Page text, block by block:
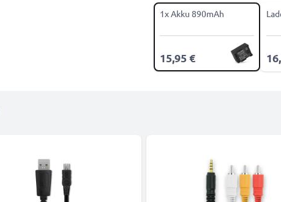
1x Akku 890mAh
15,95 €